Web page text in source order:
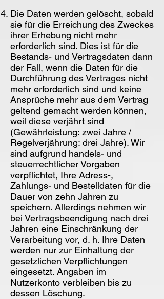
Die Daten werden gelöscht, sobald
sie für die Erreichung des Zweckes
ihrer Erhebung nicht mehr
erforderlich sind. Dies ist für die
Bestands- und Vertragsdaten dann
der Fall, wenn die Daten für die
Durchführung des Vertrages nicht
mehr erforderlich sind und keine
Ansprüche mehr aus dem Vertrag
geltend gemacht werden können,
weil diese verjährt sind
(Gewährleistung: zwei Jahre /
Regelverjährung: drei Jahre). Wir
sind aufgrund handels- und
steuerrechtlicher Vorgaben
verpflichtet, Ihre Adress-,
Zahlungs- und Bestelldaten für die
Dauer von zehn Jahren zu
speichern. Allerdings nehmen wir
bei Vertragsbeendigung nach drei
Jahren eine Einschränkung der
Verarbeitung vor, d. h. Ihre Daten
werden nur zur Einhaltung der
gesetzlichen Verpflichtungen
eingesetzt. Angaben im
Nutzerkonto verbleiben bis zu
dessen Löschung.